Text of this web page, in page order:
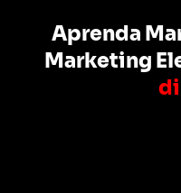
Aprenda
Marketing